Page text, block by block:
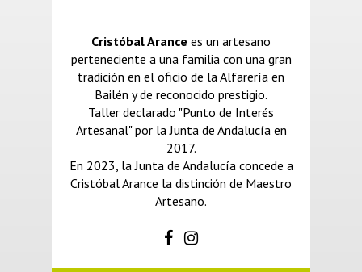
Cristóbal Arance es un artesano
perteneciente a una familia con una gran
tradición en el oficio de la Alfarería en
Bailén y de reconocido prestigio.
Taller declarado "Punto de Interés
Artesanal" por la Junta de Andalucía en
2017.
En 2023, la Junta de Andalucía concede a
Cristóbal Arance la distinción de Maestro
Artesano.